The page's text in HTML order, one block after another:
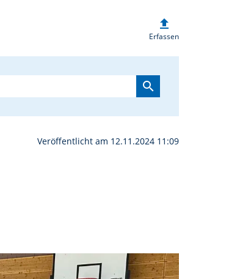
Erstklässler |
upload
Erfassen
search
Veröffentlicht am 12.11.2024 11:09